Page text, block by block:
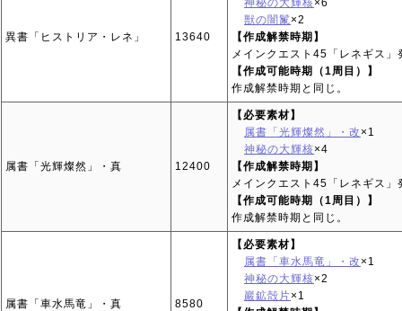
異書「ヒストリア・レネ」 13640
神秘の大輝核×6
獣の闇鬣×2
【作成解禁時期】
メインクエスト45「レネギス」
【作成可能時期（1周目）】
作成解禁時期と同じ。
属書「光輝燦然」・真 12400
【必要素材】
属書「光輝燦然」・改 ×1
神秘の大輝核×4
【作成解禁時期】
メインクエスト45「レネギス」
【作成可能時期（1周目）】
作成解禁時期と同じ。
属書「車水馬竜」・真 8580
【必要素材】
属書「車水馬竜」・改 ×1
神秘の大輝核×2
巖鉱殻片×1